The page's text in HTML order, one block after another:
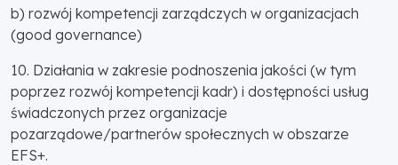
b) rozwój kompetencji zarządczych w organizacjach
(good governance)
10. Działania w zakresie podnoszenia jakości (w tym
poprzez rozwój kompetencji kadr) i dostępności usług
świadczonych przez organizacje
pozarządowe/partnerów społecznych w obszarze
EFS+.